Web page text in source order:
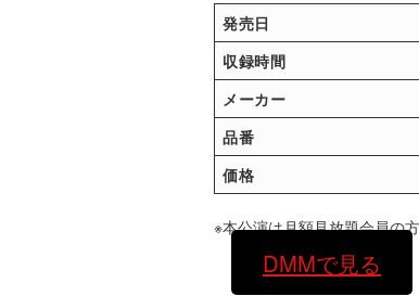
発売日
収録時間
メーカー
品番
価格
※本公演は月額見放題会員の
DMMで見る